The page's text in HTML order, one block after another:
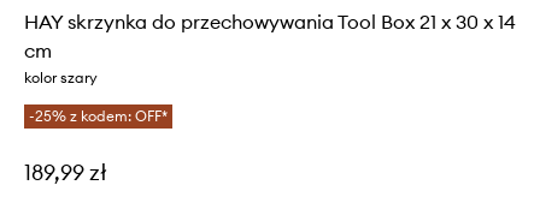
HAY skrzynka do przechowywania Tool Box 21 x 30 x 14
cm
kolor szary
-25% z kodem: OFF*
189,99 zł